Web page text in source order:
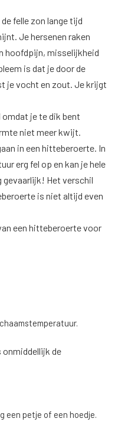
felle zon lange tijd
Je hersenen raken
hoofdpijn, misselijkheid
is dat je door de
je vocht en zout. Je krijgt
je te dik bent
niet meer kwijt.
in een hitteberoerte. In
erg fel op en kan je hele
gevaarlijk! Het verschil
is niet altijd even
een hitteberoerte voor
onmiddellijk de
een petje of een hoedje.